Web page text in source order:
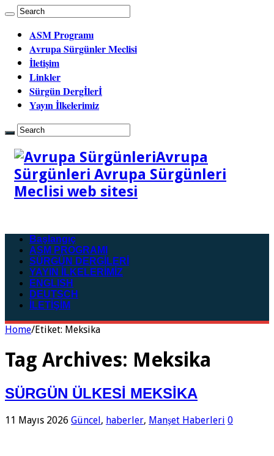
ASM Programı
Avrupa Sürgünler Meclisi
İletişim
Linkler
Sürgün Dergİlerİ
Yayın İlkelerimiz
Avrupa
Sürgünleri Avrupa Sürgünleri
Meclisi web sitesi
Başlangıç
ASM PROGRAMI
SÜRGÜN DERGİLERİ
YAYIN İLKELERİMİZ
ENGLISH
DEUTSCH
İLETİŞİM
Home/Etiket: Meksika
Tag Archives: Meksika
SÜRGÜN ÜLKESİ MEKSİKA
11 Mayıs 2026 Güncel, haberler, Manşet Haberleri 0